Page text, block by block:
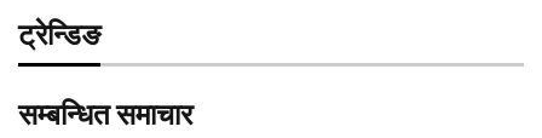
ट्रेन्डिङ
सम्बन्धित समाचार